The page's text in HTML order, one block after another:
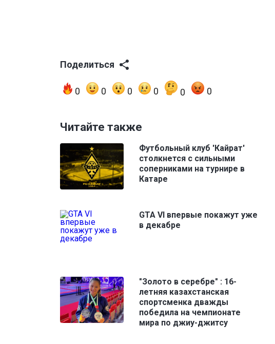
Поделиться
0 0 0 0 0 0
Читайте также
Футбольный клуб 'Кайрат'
столкнется с сильными
соперниками на турнире в
Катаре
GTA VI впервые покажут уже
в декабре
"Золото в серебре" : 16-
летняя казахстанская
спортсменка дважды
победила на чемпионате
мира по джиу-джитсу